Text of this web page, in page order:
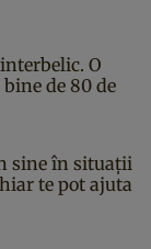
O
de 80 de
sine în situații
te pot ajuta